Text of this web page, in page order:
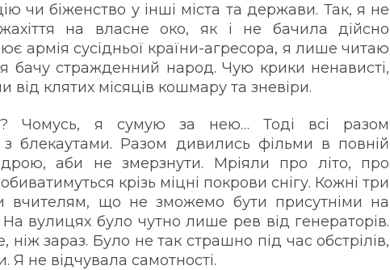
чи біженство у інші міста та держави. Так, я не
на власне око, як і не бачила дійсно
армія сусідньої країни-агресора, я лише читаю
бачу стражденний народ. Чую крики ненависті,
клятих місяців кошмару та зневіри.
Чомусь, я сумую за нею… Тоді всі разом
блекаутами. Разом дивились фільми в повній
аби не змерзнути. Мріяли про літо, про
крізь міцні покрови снігу. Кожні три
вчителям, що не зможемо бути присутніми на
вулицях було чутно лише рев від генераторів.
ніж зараз. Було не так страшно під час обстрілів,
не відчувала самотності.